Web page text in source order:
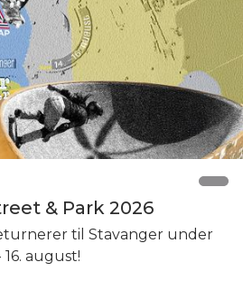
& Park 2026
til Stavanger under
august!